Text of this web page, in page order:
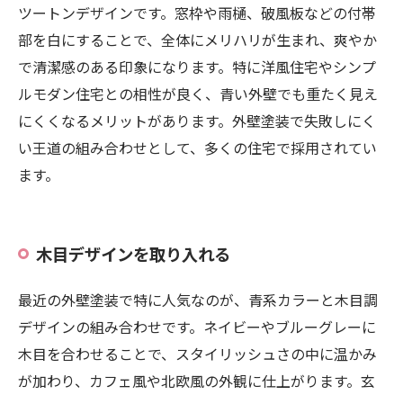
ツートンデザインです。窓枠や雨樋、破風板などの付帯
部を白にすることで、全体にメリハリが生まれ、爽やか
で清潔感のある印象になります。特に洋風住宅やシンプ
ルモダン住宅との相性が良く、青い外壁でも重たく見え
にくくなるメリットがあります。外壁塗装で失敗しにく
い王道の組み合わせとして、多くの住宅で採用されてい
ます。
木目デザインを取り入れる
最近の外壁塗装で特に人気なのが、青系カラーと木目調
デザインの組み合わせです。ネイビーやブルーグレーに
木目を合わせることで、スタイリッシュさの中に温かみ
が加わり、カフェ風や北欧風の外観に仕上がります。玄